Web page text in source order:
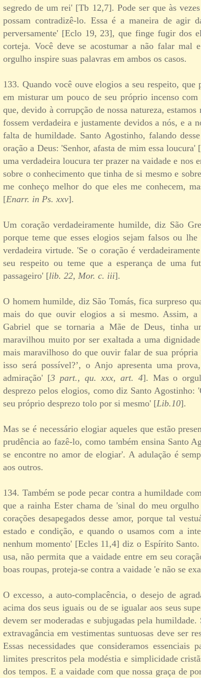
segredo de um rei' [Tb 12,7]. Pode ser que às
possam contradizê-lo. Essa é a maneira de agir
perversamente' [Eclo 19, 23], que finge fugir dos
corteja. Você deve se acostumar a não falar
orgulho inspire suas palavras em ambos os casos.
133. Quando você ouve elogios a seu respeito,
em misturar um pouco de seu próprio incenso
que, devido à corrupção de nossa natureza,
fossem verdadeira e justamente devidos a nós, e a
falta de humildade. Santo Agostinho, falando
oração a Deus: 'Senhor, afasta de mim essa loucura' [
uma verdadeira loucura ter prazer na vaidade e nos
sobre o conhecimento que tinha de si mesmo e
me conheço melhor do que eles me conhecem,
[Enarr. in Ps. xxv].
Um coração verdadeiramente humilde, diz São
porque teme que esses elogios sejam falsos ou
verdadeira virtude. 'Se o coração é
seu respeito ou teme que a esperança de uma
passageiro' [lib. 22, Mor. c. iii].
O homem humilde, diz São Tomás, fica surpreso
mais do que ouvir elogios a si mesmo. Assim,
Gabriel que se tornaria a Mãe de Deus, tinha
maravilhou muito por ser exaltada a uma
mais maravilhoso do que ouvir falar de sua
isso será possível?’, o Anjo apresenta uma
admiração' [3 part., qu. xxx, art. 4]. Mas o
desprezo pelos elogios, como diz Santo Agostinho:
seu próprio desprezo tolo por si mesmo' [Lib.10].
Mas se é necessário elogiar aqueles que estão
prudência ao fazê-lo, como também ensina Santo
se encontre no amor de elogiar'. A adulação é
aos outros.
134. Também se pode pecar contra a humildade
que a rainha Ester chama de 'sinal do meu
corações desapegados desse amor, porque tal
estado e condição, e quando o usamos com a
nenhum momento' [Ecles 11,4] diz o Espírito
usa, não permita que a vaidade entre em seu
boas roupas, proteja-se contra a vaidade 'e não se
O excesso, a auto-complacência, o desejo de
acima dos seus iguais ou de se igualar aos seus
devem ser moderadas e subjugadas pela
extravagância em vestimentas suntuosas deve ser
Essas necessidades que consideramos
limites prescritos pela modéstia e simplicidade
dos tempos. E a vaidade com que nossa graça de